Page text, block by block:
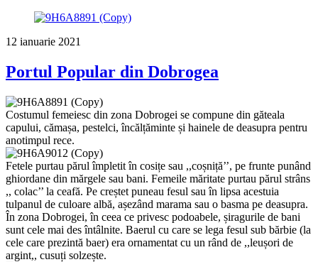
12 ianuarie 2021
Portul Popular din Dobrogea
Costumul femeiesc din zona Dobrogei se compune din găteala
capului, cămașa, pestelci, încălțăminte și hainele de deasupra pentru
anotimpul rece.
Fetele purtau părul împletit în cosițe sau ,,coșniță’’, pe frunte punând
ghiordane din mărgele sau bani. Femeile măritate purtau părul strâns
,, colac’’ la ceafă. Pe creștet puneau fesul sau în lipsa acestuia
tulpanul de culoare albă, așezând marama sau o basma pe deasupra.
În zona Dobrogei, în ceea ce privesc podoabele, șiragurile de bani
sunt cele mai des întâlnite. Baerul cu care se lega fesul sub bărbie (la
cele care prezintă baer) era ornamentat cu un rând de ,,leușori de
argint,, cusuți solzește.